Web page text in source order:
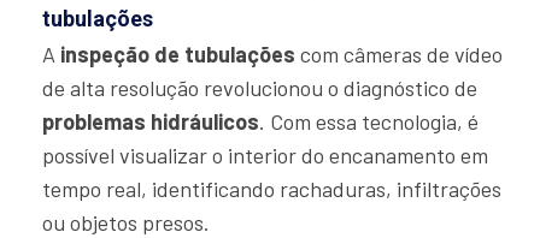
tubulações
A inspeção de tubulações com câmeras de vídeo
de alta resolução revolucionou o diagnóstico de
problemas hidráulicos. Com essa tecnologia, é
possível visualizar o interior do encanamento em
tempo real, identificando rachaduras, infiltrações
ou objetos presos.